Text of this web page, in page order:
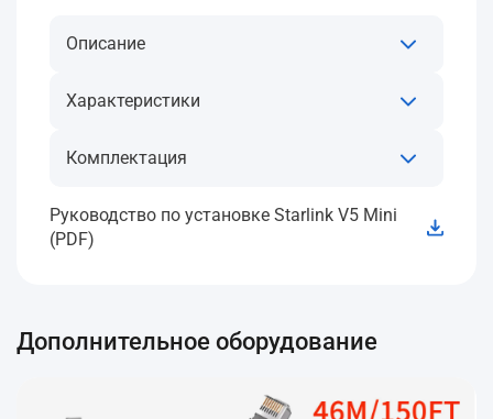
Описание
Характеристики
Комплектация
Руководство по установке Starlink V5 Mini
(PDF)
Дополнительное оборудование